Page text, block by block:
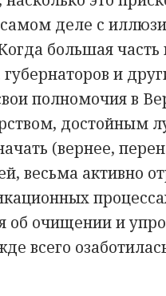
деле с
большая часть
и
полномочия в
достойным
(вернее,
весьма активно
об очищении и
всего